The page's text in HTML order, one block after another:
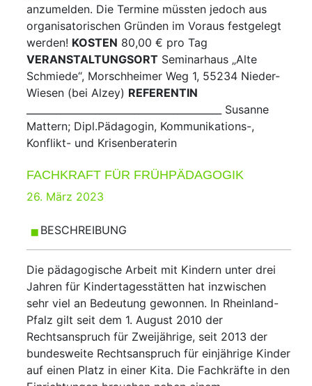
anzumelden. Die Termine müssten jedoch aus
organisatorischen Gründen im Voraus festgelegt
werden! KOSTEN 80,00 € pro Tag
VERANSTALTUNGSORTSeminarhaus „Alte
Schmiede“, Morschheimer Weg 1, 55234 Nieder-
Wiesen (bei Alzey) REFERENTIN
________________________________________ Susanne
Mattern; Dipl.Pädagogin, Kommunikations-,
Konflikt- und Krisenberaterin
FACHKRAFT FÜR FRÜHPÄDAGOGIK
Posted
26. März 2023
BESCHREIBUNG
Die pädagogische Arbeit mit Kindern unter drei
Jahren für Kindertagesstätten hat inzwischen
sehr viel an Bedeutung gewonnen. In Rheinland-
Pfalz gilt seit dem 1. August 2010 der
Rechtsanspruch für Zweijährige, seit 2013 der
bundesweite Rechts­anspruch für einjährige Kinder
auf einen Platz in einer Kita. Die Fachkräfte in den